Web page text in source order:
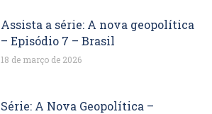
Assista a série: A nova geopolítica
– Episódio 7 – Brasil
18 de março de 2026
Série: A Nova Geopolítica –